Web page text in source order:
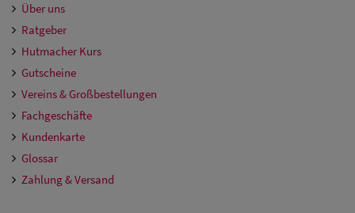
Über uns
Ratgeber
Hutmacher Kurs
Gutscheine
Vereins & Großbestellungen
Fachgeschäfte
Kundenkarte
Glossar
Zahlung & Versand